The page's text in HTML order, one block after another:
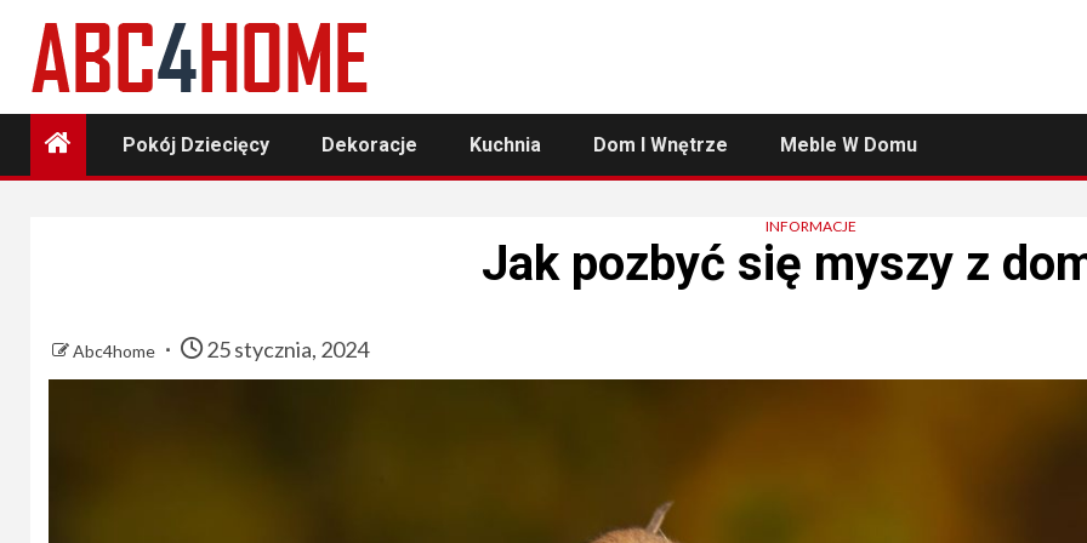
content
Pokój Dziecięcy Dekoracje Kuchnia Dom I Wnętrze Meble W Domu
INFORMACJE
Jak pozbyć się myszy z
Abc4home 25 stycznia, 2024